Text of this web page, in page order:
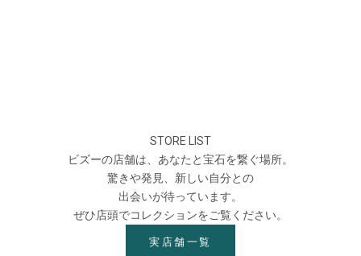
STORE LIST
ビズーの店舗は、あなたと宝石を繋ぐ場所。
驚きや発見、新しい自分との
出会いが待っています。
ぜひ店頭でコレクションをご覧ください。
実店舗一覧